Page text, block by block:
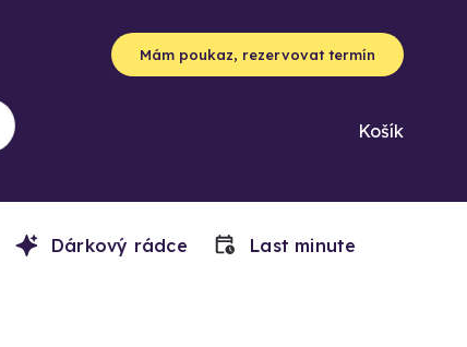
Mám poukaz, rezervovat termín
Košík
Dárkový rádce Last minute